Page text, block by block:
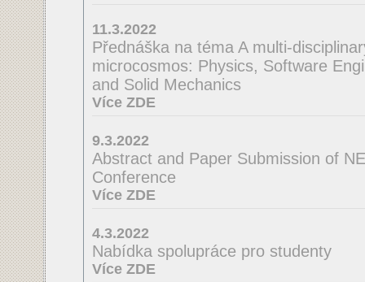
11.3.2022
Přednáška na téma A multi-
microcosmos: Physics, Software
and Solid Mechanics
Více ZDE
9.3.2022
Abstract and Paper Submission of
Conference
Více ZDE
4.3.2022
Nabídka spolupráce pro studenty
Více ZDE